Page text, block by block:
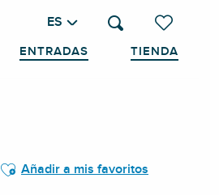
Voir les
Buscar
ES
ENTRADAS TIENDA
Ajouter aux favoris
Añadir a mis favoritos